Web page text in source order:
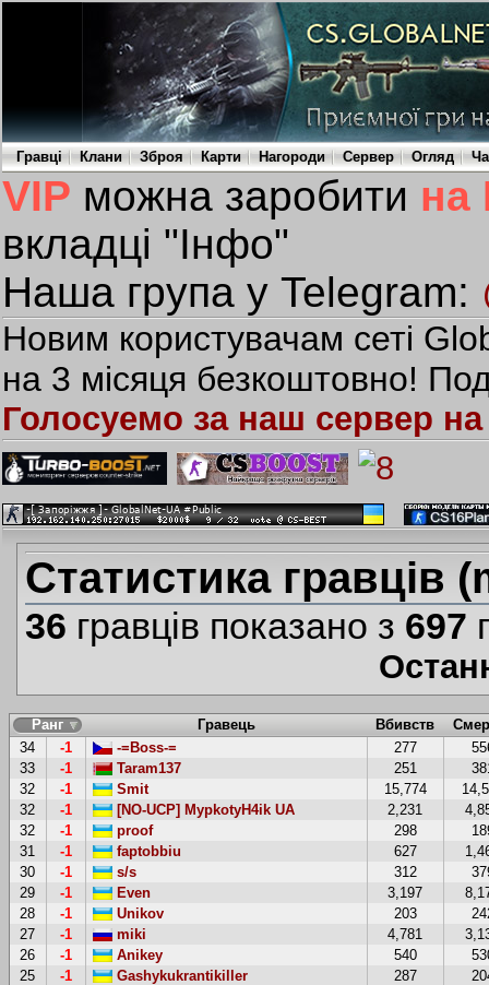
Гравці Клани Зброя Карти Нагороди Сервер Огляд
VIP можна заробити на
вкладці "Інфо"
Наша група у Telegram:
Новим користувачам сеті
на 3 місяця безкоштовно!
Голосуемо за наш сервер на
Статистика гравців
36 гравців показано з 697
Ранг Гравець Вбивств
34
-1 -=Boss-= 277
33
-1 Taram137 251
32
-1 Smit 15,774
32
-1 [NO-UCP] MypkotyH4ik UA 2,231
32
-1 proof 298
31
-1 faptobbiu 627
30
-1 s/s 312
29
-1 Even 3,197
28
-1 Unikov 203
27
-1 miki 4,781
26
-1 Anikey 540
25
-1 Gashykukrantikiller 287